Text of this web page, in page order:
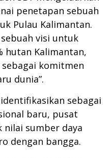
penetapan sebuah
Pulau Kalimantan.
visi untuk
hutan Kalimantan,
komitmen
dunia”.
sebagai
baru, pusat
nilai sumber daya
dengan bangga.